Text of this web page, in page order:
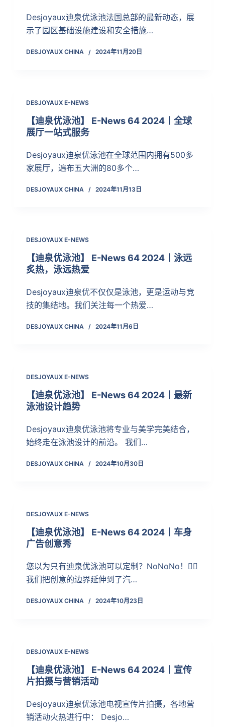
Desjoyaux迪泉优泳池法国总部的最新动态，展
示了园区基础设施建设和安全措施…
DESJOYAUX CHINA 2024年11月20日
DESJOYAUX E-NEWS
【迪泉优泳池】 E-News 64 2024丨全球
展厅一站式服务
Desjoyaux迪泉优泳池在全球范围内拥有500多
家展厅，遍布五大洲的80多个…
DESJOYAUX CHINA 2024年11月13日
DESJOYAUX E-NEWS
【迪泉优泳池】 E-News 64 2024丨泳远
炙热，泳远热爱
Desjoyaux迪泉优不仅仅是泳池，更是运动与竞
技的集结地。我们关注每一个热爱…
DESJOYAUX CHINA 2024年11月6日
DESJOYAUX E-NEWS
【迪泉优泳池】 E-News 64 2024丨最新
泳池设计趋势
Desjoyaux迪泉优泳池将专业与美学完美结合，
始终走在泳池设计的前沿。 我们…
DESJOYAUX CHINA 2024年10月30日
DESJOYAUX E-NEWS
【迪泉优泳池】 E-News 64 2024丨车身
广告创意秀
您以为只有迪泉优泳池可以定制？NoNoNo！🙅‍♀️
我们把创意的边界延伸到了汽…
DESJOYAUX CHINA 2024年10月23日
DESJOYAUX E-NEWS
【迪泉优泳池】 E-News 64 2024丨宣传
片拍摄与营销活动
Desjoyaux迪泉优泳池电视宣传片拍摄，各地营
销活动火热进行中： Desjo…